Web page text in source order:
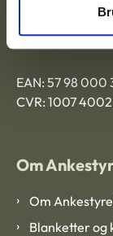
EAN: 57 98 000
CVR: 1007 4002
Om
Om
Blanketter